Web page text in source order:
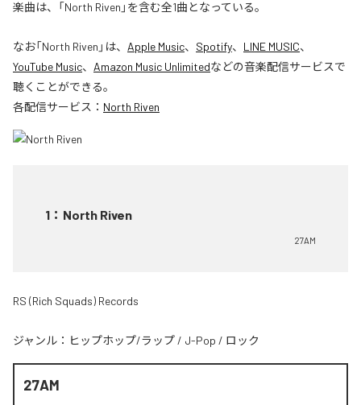
楽曲は、「North Riven」を含む全1曲となっている。
なお「North Riven 」は、 Apple Music、 Spotify、 LINE MUSIC、
YouTube Music、 Amazon Music Unlimitedなどの音楽配信サービスで
聴くことができる。
各配信サービス： North Riven
1 ： North Riven
27AM
RS (Rich Squads) Records
ジャンル： ヒップホップ/ラップ / J-Pop / ロック
27AM